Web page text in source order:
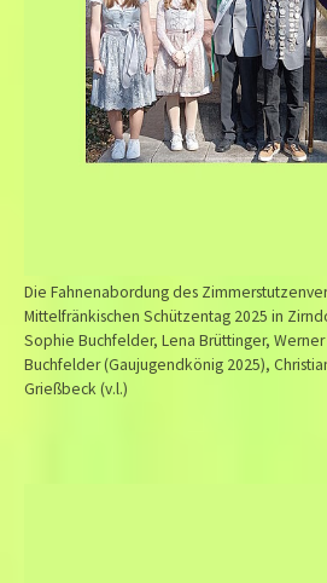
Die Fahnenabordung des
Mittelfränkischen Schützentag 2025 in
Sophie Buchfelder, Lena Brüttinger, Werner
Buchfelder (Gaujugendkönig 2025),
Grießbeck (v.l.)